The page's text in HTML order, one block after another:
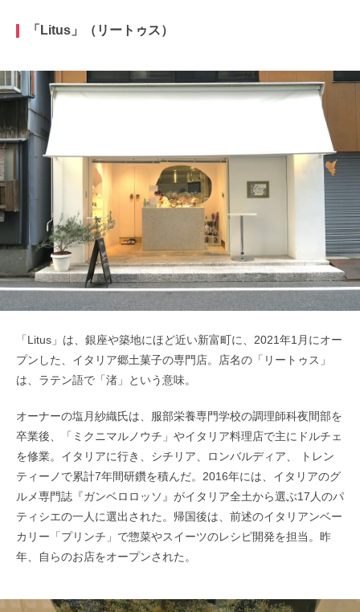
「Litus」（リートゥス）
「Litus」は、銀座や築地にほど近い新富町に、2021年1月にオー
プンした、イタリア郷土菓子の専門店。店名の「リートゥス」
は、ラテン語で「渚」という意味。
オーナーの塩月紗織氏は、服部栄養専門学校の調理師科夜間部を
卒業後、「ミクニマルノウチ」やイタリア料理店で主にドルチェ
を修業。イタリアに行き、シチリア、ロンバルディア、 トレン
ティーノで累計7年間研鑽を積んだ。2016年には、イタリアのグ
ルメ専門誌『ガンベロロッソ』がイタリア全土から選ぶ17人のパ
ティシエの一人に選出された。帰国後は、前述のイタリアンベー
カリー「プリンチ」で惣菜やスイーツのレシピ開発を担当。昨
年、自らのお店をオープンされた。